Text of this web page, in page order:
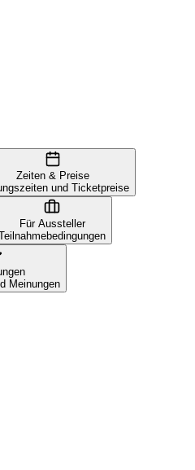
Zeiten & Preise
und Ticketpreise
Für Aussteller
Meinungen